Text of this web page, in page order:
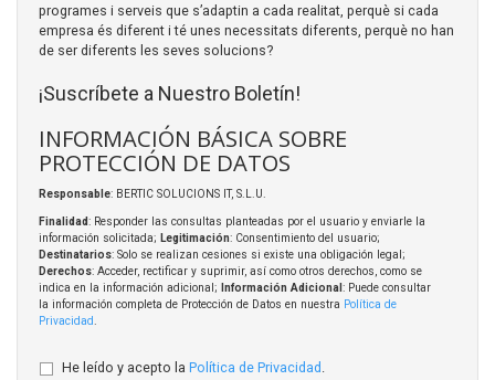
programes i serveis que s’adaptin a cada realitat, perquè si cada
empresa és diferent i té unes necessitats diferents, perquè no han
de ser diferents les seves solucions?
¡Suscríbete a Nuestro Boletín!
INFORMACIÓN BÁSICA SOBRE
PROTECCIÓN DE DATOS
Responsable: BERTIC SOLUCIONS IT, S.L.U.
Finalidad: Responder las consultas planteadas por el usuario y enviarle la
información solicitada; Legitimación: Consentimiento del usuario;
Destinatarios: Solo se realizan cesiones si existe una obligación legal;
Derechos: Acceder, rectificar y suprimir, así como otros derechos, como se
indica en la información adicional;
Información Adicional : Puede consultar
la información completa de Protección de Datos en nuestra Política de
Privacidad
He leído y acepto la Política de Privacidad